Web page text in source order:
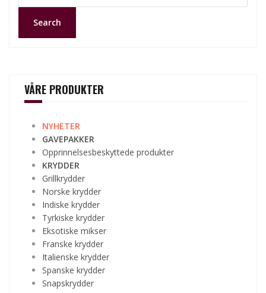
Search
VÅRE PRODUKTER
NYHETER
GAVEPAKKER
Opprinnelsesbeskyttede produkter
KRYDDER
Grillkrydder
Norske krydder
Indiske krydder
Tyrkiske krydder
Eksotiske mikser
Franske krydder
Italienske krydder
Spanske krydder
Snapskrydder